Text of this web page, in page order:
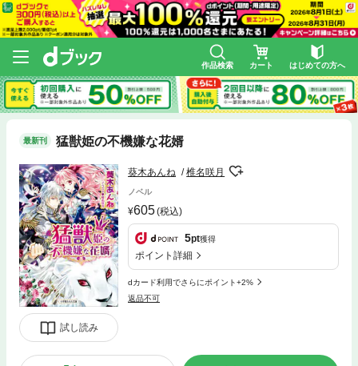
作品検索 カート はじめての方へ
最新刊 猛獣姫の不機嫌な花婿
試し読み
葵木あんね 椎名咲月
ノベル
605(税込)
5pt獲得
ポイント詳細
dカード利用でさらにポイント+2%
返品不可